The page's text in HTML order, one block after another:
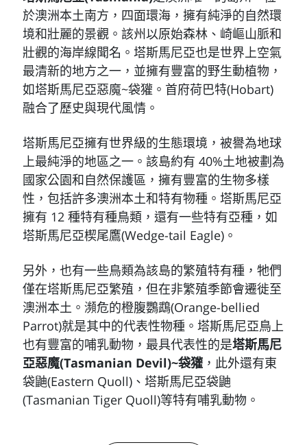
於澳洲本土南方，四面環海，擁有純淨的自然環
境和壯麗的景觀。該州以原始森林、崎嶇山脈和
壯觀的海岸線聞名。塔斯馬尼亞也是世界上空氣
最清新的地方之一，並擁有豐富的野生動植物，
如塔斯馬尼亞惡魔~袋獾。首府荷巴特(Hobart)
融合了歷史與現代風情。
塔斯馬尼亞擁有世界級的生態環境，被譽為地球
上最純淨的地區之一。該島約有 40%土地被劃為
國家公園和自然保護區，擁有豐富的生物多樣
性，包括許多澳洲本土和特有物種。塔斯馬尼亞
擁有 12 種特有種鳥類，還有一些特有亞種，如
塔斯馬尼亞楔尾鷹(Wedge-tail Eagle)。
另外，也有一些鳥類為該島的繁殖特有種，牠們
僅在塔斯馬尼亞繁殖，但在非繁殖季節會遷徙至
澳洲本土。瀕危的橙腹鸚鵡(Orange-bellied
Parrot)就是其中的代表性物種。塔斯馬尼亞鳥上
也有豐富的哺乳動物，最具代表性的是塔斯馬尼
亞惡魔(Tasmanian Devil)~袋獾，此外還有東
袋鼬(Eastern Quoll)、塔斯馬尼亞袋鼬
(Tasmanian Tiger Quoll)等特有哺乳動物。